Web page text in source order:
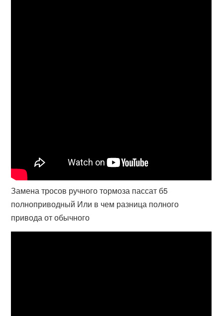
Замена тросов ручного тормоза пассат б5
полноприводный Или в чем разница полного
привода от обычного